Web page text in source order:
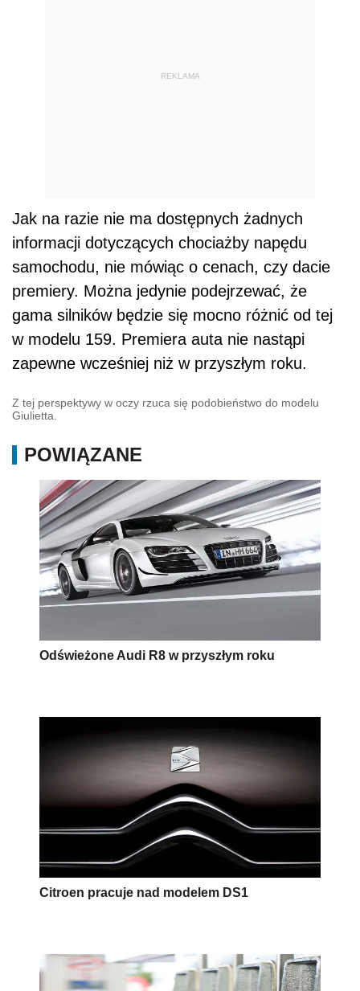
REKLAMA
Jak na razie nie ma dostępnych żadnych
informacji dotyczących chociażby napędu
samochodu, nie mówiąc o cenach, czy dacie
premiery. Można jedynie podejrzewać, że
gama silników będzie się mocno różnić od tej
w modelu 159. Premiera auta nie nastąpi
zapewne wcześniej niż w przyszłym roku.
Z tej perspektywy w oczy rzuca się podobieństwo do modelu
Giulietta.
POWIĄZANE
Odświeżone Audi R8 w przyszłym roku
Citroen pracuje nad modelem DS1